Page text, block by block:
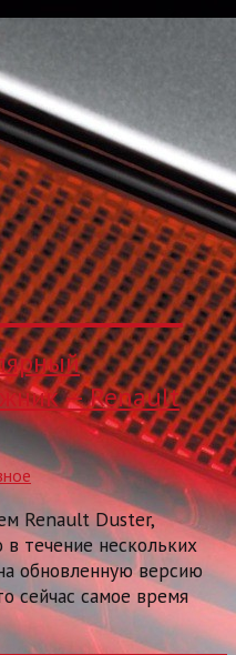
— Renault
Renault Duster,
в течение нескольких
обновленную версию
сейчас самое время